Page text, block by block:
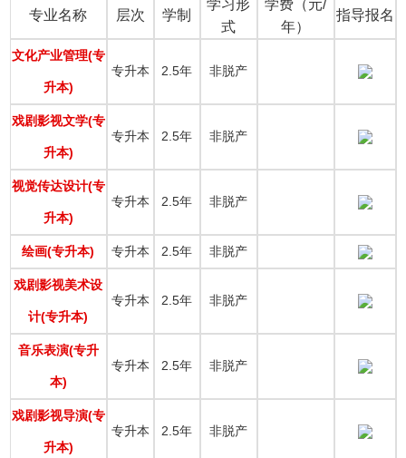
专业名称 层次 学制
学习形
式
学费（元/
年）
指导报名
文化产业管理(专
升本)
专升本 2.5年 非脱产
戏剧影视文学(专
升本)
专升本 2.5年 非脱产
视觉传达设计(专
升本)
专升本 2.5年 非脱产
绘画(专升本) 专升本 2.5年 非脱产
戏剧影视美术设
计(专升本)
专升本 2.5年 非脱产
音乐表演(专升
本)
专升本 2.5年 非脱产
戏剧影视导演(专
升本)
专升本 2.5年 非脱产